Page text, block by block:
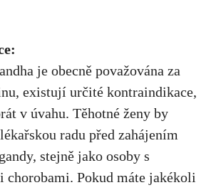
je obecně považována za
existují určité kontraindikace,
v úvahu. Těhotné ženy by
radu před zahájením
stejně jako osoby s
Pokud máte jakékoli